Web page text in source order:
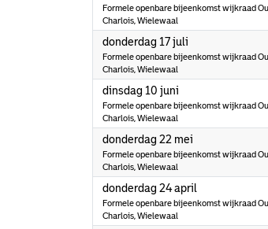
Formele openbare bijeenkomst wijkraad
Charlois, Wielewaal
donderdag 17 juli
Formele openbare bijeenkomst wijkraad
Charlois, Wielewaal
dinsdag 10 juni
Formele openbare bijeenkomst wijkraad
Charlois, Wielewaal
donderdag 22 mei
Formele openbare bijeenkomst wijkraad
Charlois, Wielewaal
donderdag 24 april
Formele openbare bijeenkomst wijkraad
Charlois, Wielewaal